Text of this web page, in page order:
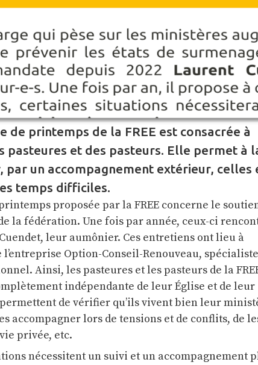
de printemps de la FREE est consacrée à
pasteures et des pasteurs. Elle permet à
par un accompagnement extérieur, celles
temps difficiles.
proposée par la FREE concerne le
la fédération. Une fois par année, ceux-ci
leur aumônier. Ces entretiens ont lieu à
l’entreprise Option-Conseil-Renouveau,
Ainsi, les pasteures et les pasteurs de la
indépendante de leur Église et de leur
de vérifier qu’ils vivent bien leur
accompagner lors de tensions et de conflits, de
privée, etc.
nécessitent un suivi et un accompagnement